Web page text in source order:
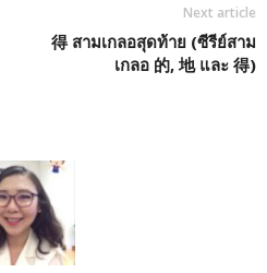
Next article
得 สามเกลอสุดท้าย (ซีรีย์สาม
เกลอ 的, 地 และ 得)